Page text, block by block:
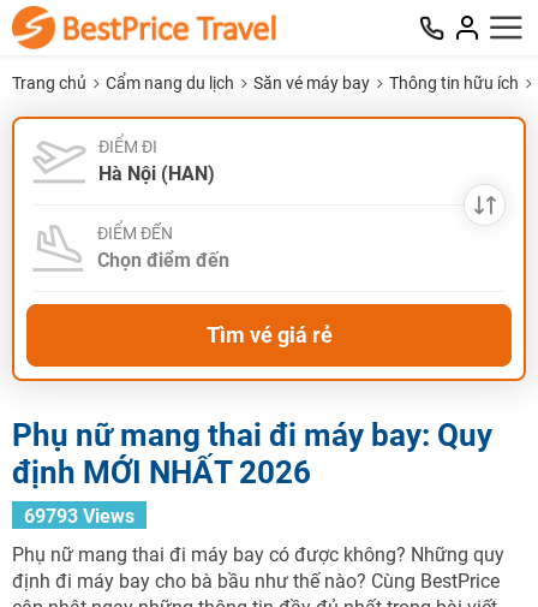
Trang chủ Cẩm nang du lịch Săn vé máy bay Thông tin hữu ích
ĐIỂM ĐI
ĐIỂM ĐẾN
Tìm vé giá rẻ
Phụ nữ mang thai đi máy bay: Quy
định MỚI NHẤT 2026
69793 Views
Phụ nữ mang thai đi máy bay có được không? Những quy
định đi máy bay cho bà bầu như thế nào? Cùng BestPrice